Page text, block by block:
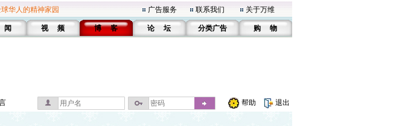
华人的精神家园 广告服务 联系我们 关于万维
视 频 博 客 论 坛 分类广告 购 物
帮助 退出